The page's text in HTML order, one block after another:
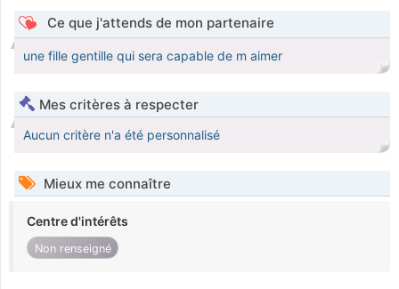
Ce que j'attends de mon partenaire
une fille gentille qui sera capable de m aimer
Mes critères à respecter
Aucun critère n'a été personnalisé
Mieux me connaître
Centre d'intérêts
Non renseigné